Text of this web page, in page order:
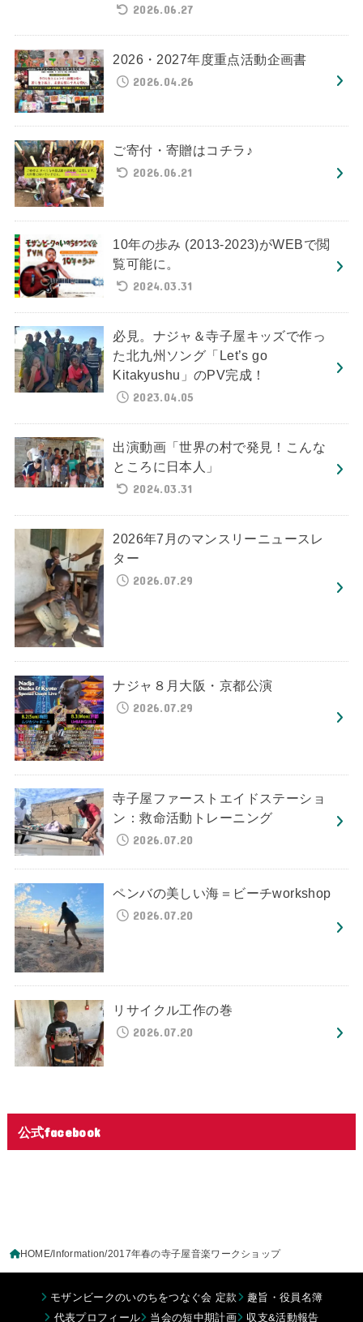
2026.06.27
2026・2027年度重点活動企画書
2026.04.26
ご寄付・寄贈はコチラ♪
2026.06.21
10年の歩み (2013-2023)がWEBで閲
覧可能に。
2024.03.31
必見。ナジャ＆寺子屋キッズで作っ
た北九州ソング「Let’s go
Kitakyushu」のPV完成！
2023.04.05
出演動画「世界の村で発見！こんな
ところに日本人」
2024.03.31
2026年7月のマンスリーニュースレ
ター
2026.07.29
ナジャ８月大阪・京都公演
2026.07.29
寺子屋ファーストエイドステーショ
ン：救命活動トレーニング
2026.07.20
ペンバの美しい海＝ビーチworkshop
2026.07.20
リサイクル工作の巻
2026.07.20
公式facebook
HOME Information 2017年春の寺子屋音楽ワークショップ
モザンビークのいのちをつなぐ会 定款
趣旨・役員名簿
代表プロフィール
当会の短中期計画 収支&活動報告